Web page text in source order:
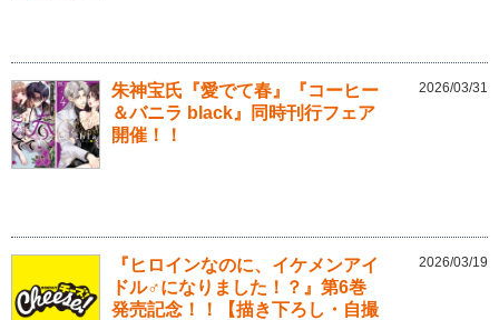
朱神宝氏『愛でて春』『コーヒー
＆バニラ black』同時刊行フェア
開催！！
2026/03/31
『ヒロインなのに、イケメンアイ
ドル♂になりました！？』第6巻
発売記念！！【描き下ろし・自撮
2026/03/19